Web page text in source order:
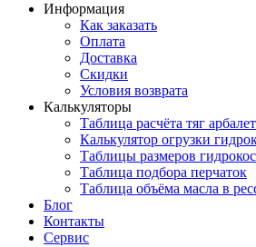
Информация
Как заказать
Оплата
Доставка
Скидки
Условия возврата
Калькуляторы
Таблица расчёта тяг
Калькулятор огрузки
Таблицы размеров
Таблица подбора перчаток
Таблица объёма масла в
Блог
Контакты
Сервис